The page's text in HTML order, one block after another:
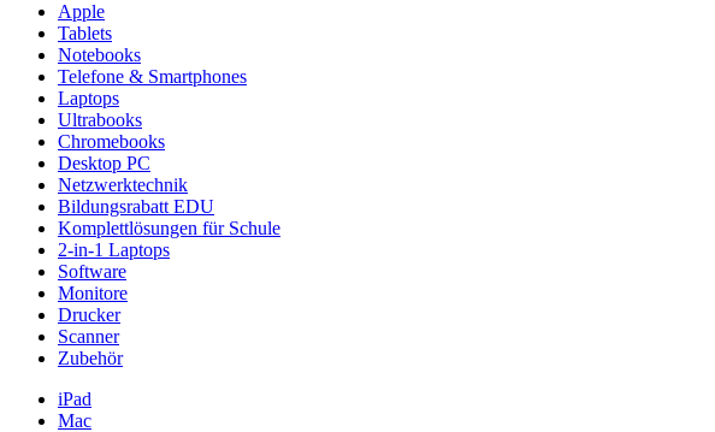
Apple
Tablets
Notebooks
Telefone & Smartphones
Laptops
Ultrabooks
Chromebooks
Desktop PC
Netzwerktechnik
Bildungsrabatt EDU
Komplettlösungen für Schule
2-in-1 Laptops
Software
Monitore
Drucker
Scanner
Zubehör
iPad
Mac